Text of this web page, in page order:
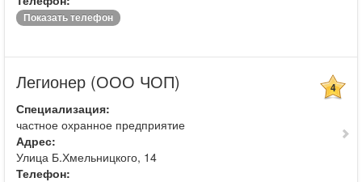
Показать телефон
Легионер (ООО ЧОП) 4
Специализация:
частное охранное предприятие
Адрес:
Улица Б.Хмельницкого, 14
Телефон: